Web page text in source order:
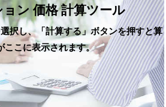
ン 価格 計算ツール
択し、「計算する」ボタンを押すと算
ここに表示されます。